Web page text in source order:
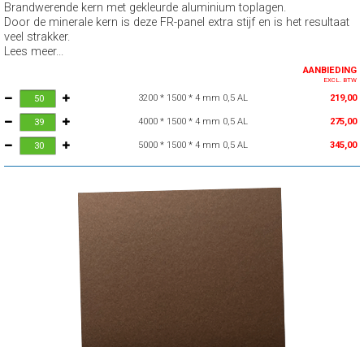
Brandwerende kern met gekleurde aluminium toplagen.
Door de minerale kern is deze FR-panel extra stijf en is het resultaat
veel strakker.
Lees meer...
AANBIEDING
EXCL. BTW
3200 * 1500 * 4 mm 0,5 AL 219,00
4000 * 1500 * 4 mm 0,5 AL 275,00
5000 * 1500 * 4 mm 0,5 AL 345,00